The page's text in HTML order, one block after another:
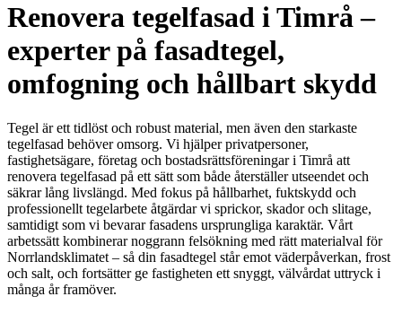
Renovera tegelfasad i Timrå –
experter på fasadtegel,
omfogning och hållbart skydd
Tegel är ett tidlöst och robust material, men även den starkaste
tegelfasad behöver omsorg. Vi hjälper privatpersoner,
fastighetsägare, företag och bostadsrättsföreningar i Timrå att
renovera tegelfasad på ett sätt som både återställer utseendet och
säkrar lång livslängd. Med fokus på hållbarhet, fuktskydd och
professionellt tegelarbete åtgärdar vi sprickor, skador och slitage,
samtidigt som vi bevarar fasadens ursprungliga karaktär. Vårt
arbetssätt kombinerar noggrann felsökning med rätt materialval för
Norrlandsklimatet – så din fasadtegel står emot väderpåverkan, frost
och salt, och fortsätter ge fastigheten ett snyggt, välvårdat uttryck i
många år framöver.